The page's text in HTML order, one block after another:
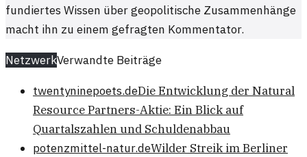
fundiertes Wissen über geopolitische Zusammenhänge
macht ihn zu einem gefragten Kommentator.
NetzwerkVerwandte Beiträge
twentyninepoets.deDie Entwicklung der Natural
Resource Partners-Aktie: Ein Blick auf
Quartalszahlen und Schuldenabbau
potenzmittel-natur.deWilder Streik im Berliner